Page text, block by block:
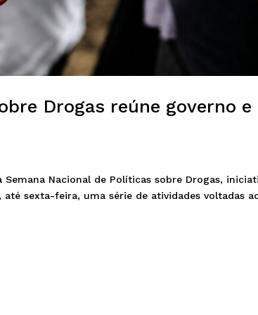
Drogas reúne governo e
Nacional de Políticas sobre Drogas,
sexta-feira, uma série de atividades voltadas